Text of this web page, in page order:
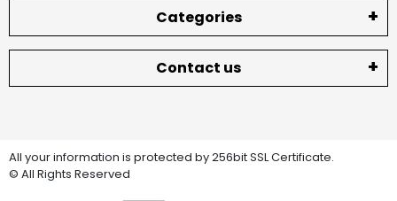
Categories
Contact us
All your information is protected by 256bit SSL Certificate.
© All Rights Reserved